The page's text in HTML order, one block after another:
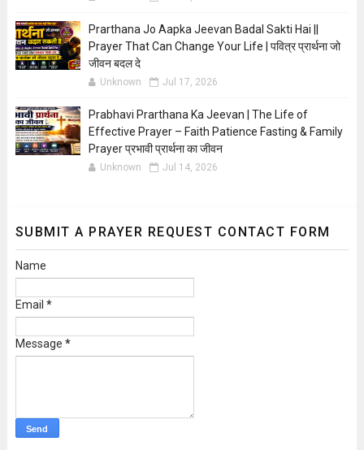
Prarthana Jo Aapka Jeevan Badal Sakti Hai ||
Prayer That Can Change Your Life | पवित्र प्रार्थना जो
जीवन बदल दे
Unknown Jul 17, 2026
Prabhavi Prarthana Ka Jeevan | The Life of
Effective Prayer – Faith Patience Fasting & Family
Prayer प्रभावी प्रार्थना का जीवन
Unknown Jul 14, 2026
SUBMIT A PRAYER REQUEST CONTACT FORM
Name
Email *
Message *